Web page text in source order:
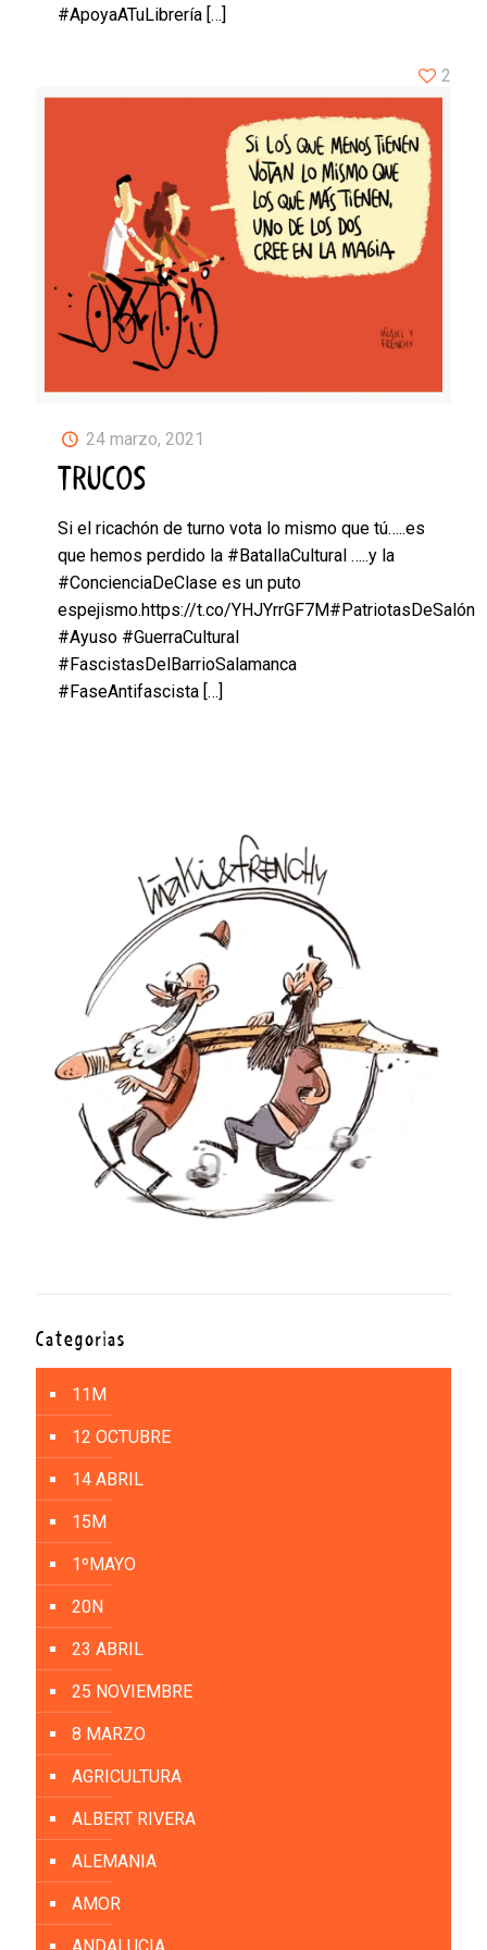
#ApoyaATuLibrería […]
24 marzo, 2021
TRUCOS
Si el ricachón de turno vota lo mismo que tú…..es
que hemos perdido la #BatallaCultural …..y la
#ConcienciaDeClase es un puto
espejismo.https://t.co/YHJYrrGF7M#PatriotasDeSalón
#Ayuso #GuerraCultural
#FascistasDelBarrioSalamanca
#FaseAntifascista […]
2
Categorías
11M
12 OCTUBRE
14 ABRIL
15M
1ºMAYO
20N
23 ABRIL
25 NOVIEMBRE
8 MARZO
AGRICULTURA
ALBERT RIVERA
ALEMANIA
AMOR